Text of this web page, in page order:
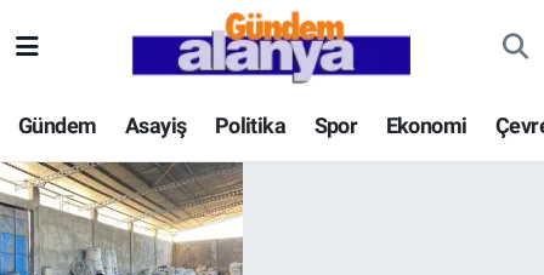
Gündem Asayiş Politika Spor Ekonomi